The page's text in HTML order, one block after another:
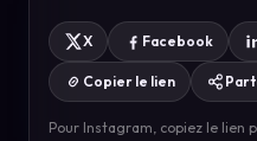
X Facebook
Copier le lien
Pour Instagram, copiez le lien